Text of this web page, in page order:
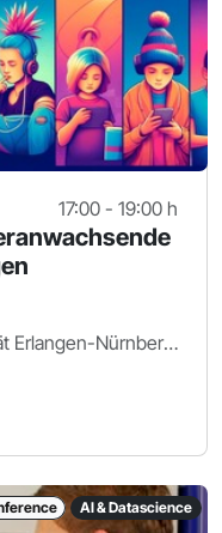
17:00 - 19:00 h
Friedrich-Alexander-Universität Erlangen-Nürnberg.
AI & Datascience